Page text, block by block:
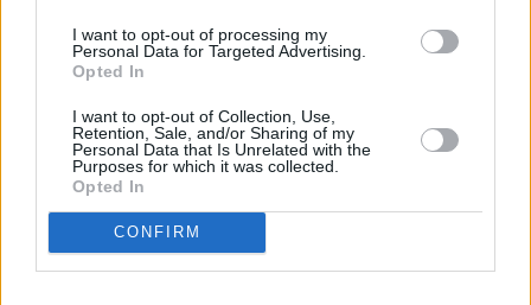
I want to opt-out of processing my
Personal Data for Targeted Advertising.
Opted In
I want to opt-out of Collection, Use,
Retention, Sale, and/or Sharing of my
Personal Data that Is Unrelated with the
Purposes for which it was collected.
Opted In
CONFIRM